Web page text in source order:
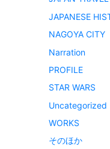
JAPANESE
NAGOYA CITY
Narration
PROFILE
STAR WARS
Uncategorized
WORKS
そのほか